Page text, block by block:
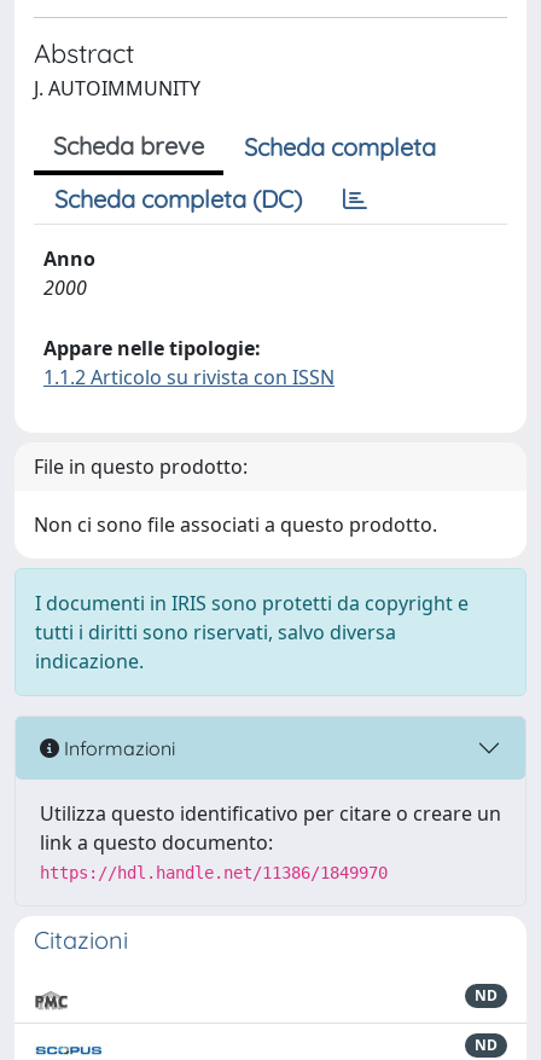
Abstract
J. AUTOIMMUNITY
Scheda breve
Scheda completa
Scheda completa (DC)
Anno
2000
Appare nelle tipologie:
1.1.2 Articolo su rivista con ISSN
File in questo prodotto:
Non ci sono file associati a questo prodotto.
I documenti in IRIS sono protetti da copyright e
tutti i diritti sono riservati, salvo diversa
indicazione.
Informazioni
Utilizza questo identificativo per citare o creare un
link a questo documento:
https://hdl.handle.net/11386/1849970
Citazioni
ND
ND